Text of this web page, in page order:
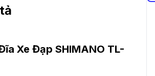
Xe Đạp SHIMANO TL-